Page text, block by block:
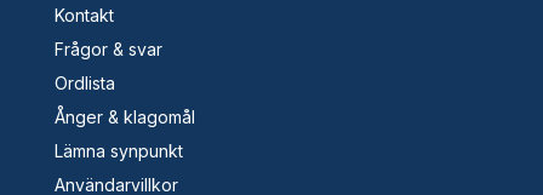
Kontakt
Frågor & svar
Ordlista
Ånger & klagomål
Lämna synpunkt
Användarvillkor